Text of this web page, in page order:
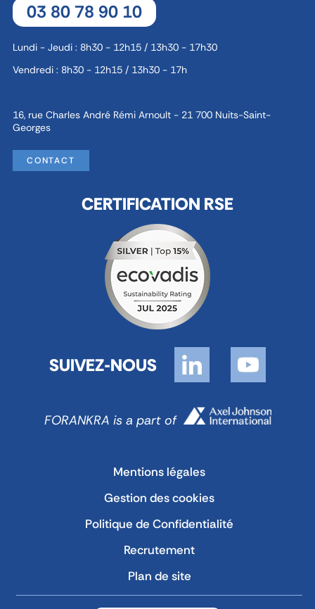
03 80 78 90 10
Lundi - Jeudi : 8h30 - 12h15 / 13h30 - 17h30
Vendredi : 8h30 - 12h15 / 13h30 - 17h
16, rue Charles André Rémi Arnoult - 21 700 Nuits-Saint-
Georges
CONTACT
CERTIFICATION RSE
SUIVEZ-NOUS
FORANKRA is a part of
Mentions légales
Gestion des cookies
Politique de Confidentialité
Recrutement
Plan de site